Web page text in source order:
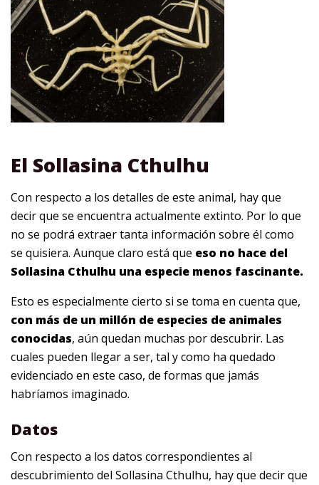
El Sollasina Cthulhu
Con respecto a los detalles de este animal, hay que
decir que se encuentra actualmente extinto. Por lo que
no se podrá extraer tanta información sobre él como
se quisiera. Aunque claro está que eso no hace del
Sollasina Cthulhu una especie menos fascinante.
Esto es especialmente cierto si se toma en cuenta que,
con más de un millón de especies de animales
conocidas, aún quedan muchas por descubrir. Las
cuales pueden llegar a ser, tal y como ha quedado
evidenciado en este caso, de formas que jamás
habríamos imaginado.
Datos
Con respecto a los datos correspondientes al
descubrimiento del Sollasina Cthulhu, hay que decir que